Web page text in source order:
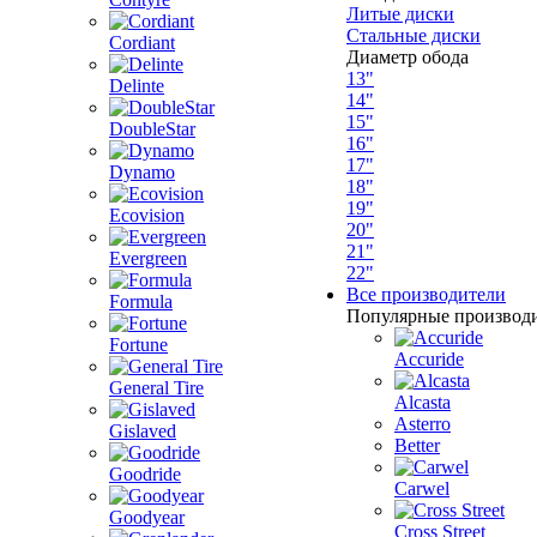
Cordiant
Delinte
DoubleStar
Dynamo
Ecovision
Evergreen
Formula
Fortune
General Tire
Gislaved
Goodride
Goodyear
Литые диски
Стальные диски
Диаметр обода
13"
14"
15"
16"
17"
18"
19"
20"
21"
22"
Все производители
Популярные
Accuride
Alcasta
Asterro
Better
Carwel
Cross Street